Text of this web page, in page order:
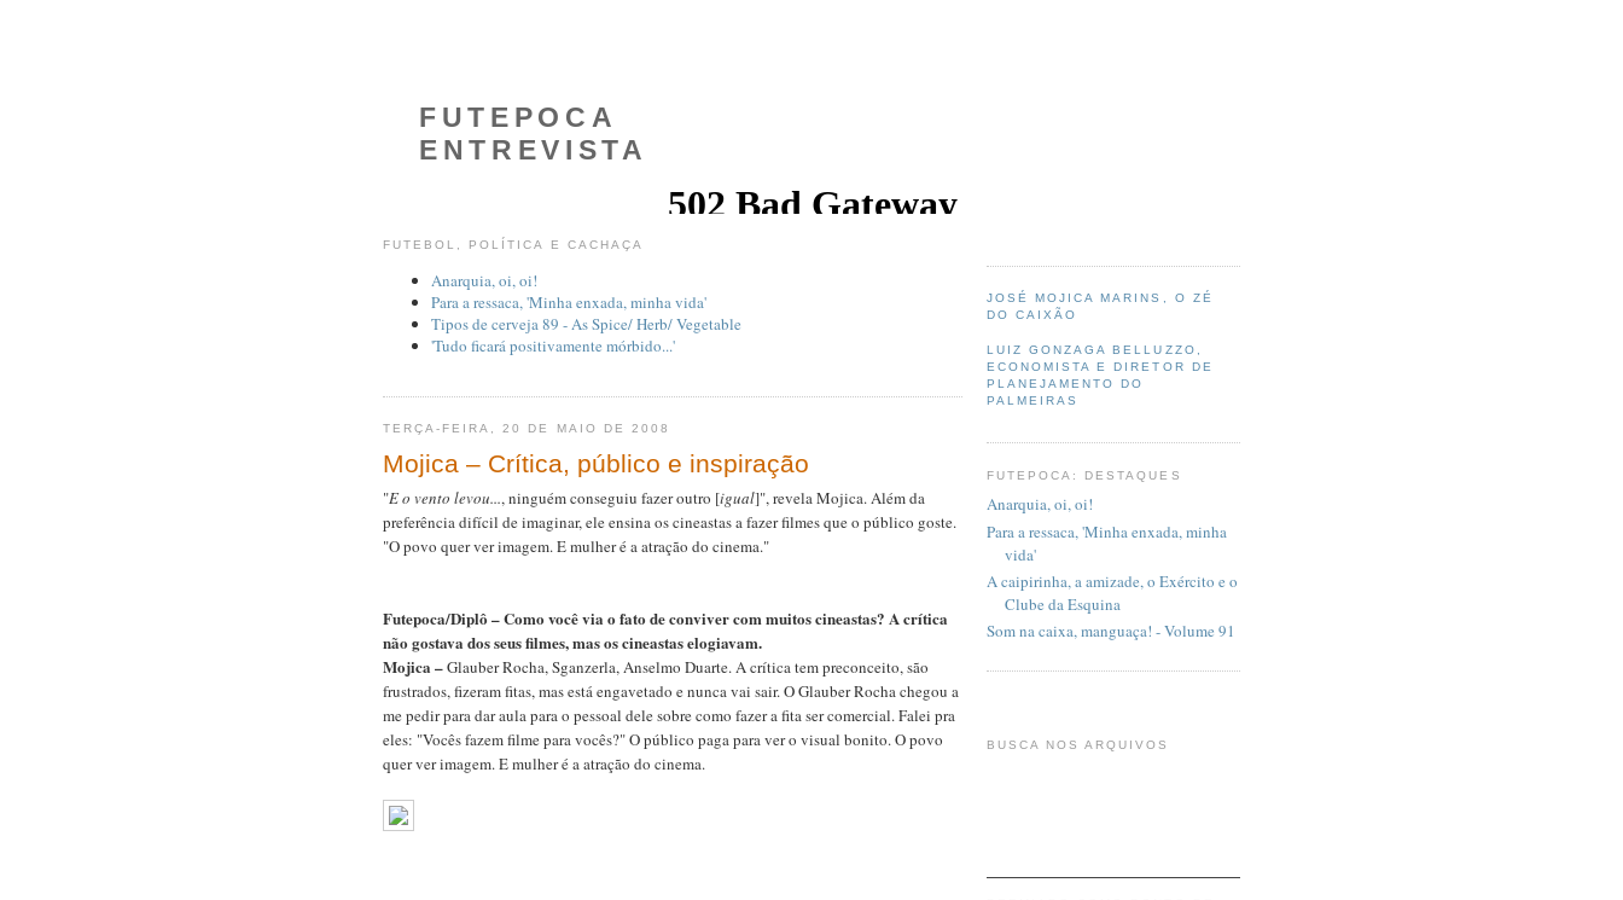
FUTEPOCA
ENTREVISTA
FUTEBOL, POLÍTICA E CACHAÇA
Anarquia, oi, oi!
Para a ressaca, 'Minha enxada, minha vida'
Tipos de cerveja 89 - As Spice/ Herb/ Vegetable
'Tudo ficará positivamente mórbido...'
TERÇA-FEIRA, 20 DE MAIO DE 2008
Mojica – Crítica, público e inspiração
"E o vento levou..., ninguém conseguiu fazer outro [igual]", revela Mojica. Além da
preferência difícil de imaginar, ele ensina os cineastas a fazer filmes que o público goste.
"O povo quer ver imagem. E mulher é a atração do cinema."
Futepoca/Diplô – Como você via o fato de conviver com muitos cineastas? A crítica
não gostava dos seus filmes, mas os cineastas elogiavam.
Mojica –Glauber Rocha, Sganzerla, Anselmo Duarte. A crítica tem preconceito, são
frustrados, fizeram fitas, mas está engavetado e nunca vai sair. O Glauber Rocha chegou a
me pedir para dar aula para o pessoal dele sobre como fazer a fita ser comercial. Falei pra
eles: "Vocês fazem filme para vocês?" O público paga para ver o visual bonito. O povo
quer ver imagem. E mulher é a atração do cinema.
JOSÉ MOJICA MARINS, O ZÉ
DO CAIXÃO
LUIZ GONZAGA BELLUZZO,
ECONOMISTA E DIRETOR DE
PLANEJAMENTO DO
PALMEIRAS
FUTEPOCA: DESTAQUES
Anarquia, oi, oi!
Para a ressaca, 'Minha enxada, minha
vida'
A caipirinha, a amizade, o Exército e o
Clube da Esquina
Som na caixa, manguaça! - Volume 91
BUSCA NOS ARQUIVOS